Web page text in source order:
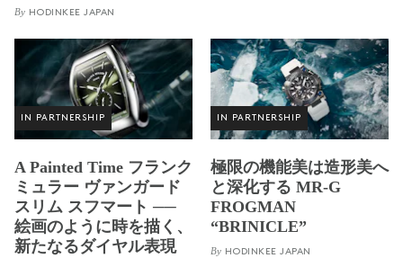
By HODINKEE JAPAN
IN PARTNERSHIP
A Painted Time フランク
ミュラー ヴァンガード
スリム スフマート ──
絵画のように時を描く、
新たなるダイヤル表現
IN PARTNERSHIP
極限の機能美は造形美へ
と深化する MR-G
FROGMAN
“BRINICLE”
By HODINKEE JAPAN